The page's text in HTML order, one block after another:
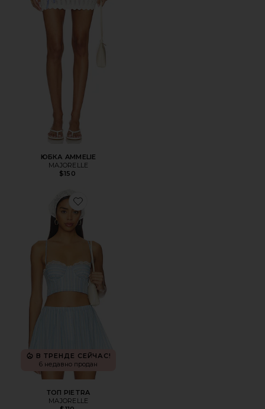
ЮБКА AMMELIE
MAJORELLE
$150
Favorite ТОП PIETRA
В ТРЕНДЕ СЕЙЧАС!
6 недавно продан
ТОП PIETRA
MAJORELLE